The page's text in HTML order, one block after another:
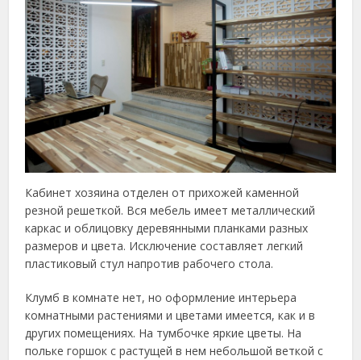
Кабинет хозяина отделен от прихожей каменной
резной решеткой. Вся мебель имеет металлический
каркас и облицовку деревянными планками разных
размеров и цвета. Исключение составляет легкий
пластиковый стул напротив рабочего стола.
Клумб в комнате нет, но оформление интерьера
комнатными растениями и цветами имеется, как и в
других помещениях. На тумбочке яркие цветы. На
польке горшок с растущей в нем небольшой веткой с